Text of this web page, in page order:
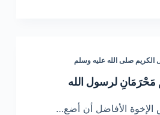
صلى الله عليه وسلم
مَحْرَمَانِ لرسول الله
الأفاضل أن أضع…